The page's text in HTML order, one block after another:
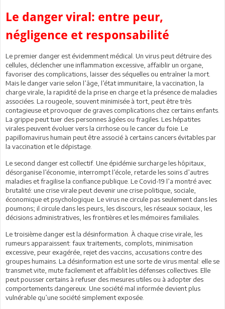
Le danger viral: entre peur,
négligence et responsabilité
Le premier danger est évidemment médical. Un virus peut détruire des
cellules, déclencher une inflammation excessive, affaiblir un organe,
favoriser des complications, laisser des séquelles ou entraîner la mort.
Mais le danger varie selon l’âge, l’état immunitaire, la vaccination, la
charge virale, la rapidité de la prise en charge et la présence de maladies
associées. La rougeole, souvent minimisée à tort, peut être très
contagieuse et provoquer de graves complications chez certains enfants.
La grippe peut tuer des personnes âgées ou fragiles. Les hépatites
virales peuvent évoluer vers la cirrhose ou le cancer du foie. Le
papillomavirus humain peut être associé à certains cancers évitables par
la vaccination et le dépistage.
Le second danger est collectif. Une épidémie surcharge les hôpitaux,
désorganise l’économie, interrompt l’école, retarde les soins d’autres
maladies et fragilise la confiance publique. Le Covid-19 l’a montré avec
brutalité: une crise virale peut devenir une crise politique, sociale,
économique et psychologique. Le virus ne circule pas seulement dans les
poumons; il circule dans les peurs, les discours, les réseaux sociaux, les
décisions administratives, les frontières et les mémoires familiales.
Le troisième danger est la désinformation. À chaque crise virale, les
rumeurs apparaissent: faux traitements, complots, minimisation
excessive, peur exagérée, rejet des vaccins, accusations contre des
groupes humains. La désinformation est une sorte de virus mental: elle se
transmet vite, mute facilement et affaiblit les défenses collectives. Elle
peut pousser certains à refuser des mesures utiles ou à adopter des
comportements dangereux. Une société mal informée devient plus
vulnérable qu’une société simplement exposée.